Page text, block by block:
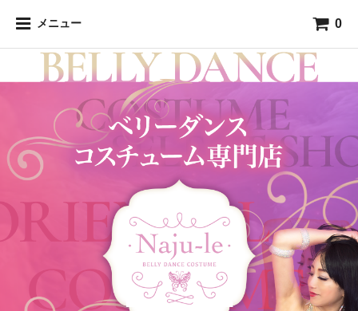
メニュー 0